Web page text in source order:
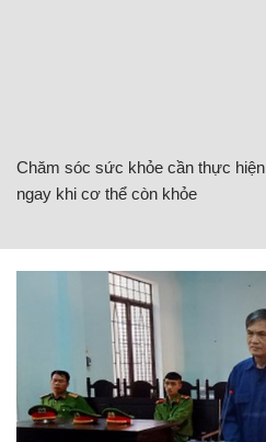
Chăm sóc sức khỏe cần thực hiện
ngay khi cơ thể còn khỏe